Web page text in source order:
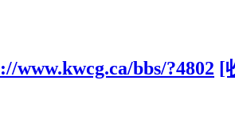
www.kwcg.ca/bbs/?4802 [